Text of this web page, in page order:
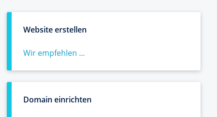
Website erstellen
Wir empfehlen ...
Domain einrichten